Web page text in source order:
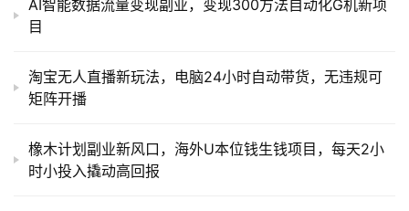
AI智能数据流量变现副业，变现300方法自动化G机新项
目
淘宝无人直播新玩法，电脑24小时自动带货，无违规可
矩阵开播
橡木计划副业新风口，海外U本位钱生钱项目，每天2小
时小投入撬动高回报